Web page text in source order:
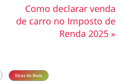
Como declarar venda
de carro no Imposto de
Renda 2025 »
Dicas do Boris